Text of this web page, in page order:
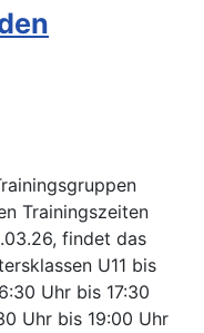
Trainingszeiten
findet das
U11 bis
Uhr bis 17:30
Uhr bis 19:00 Uhr